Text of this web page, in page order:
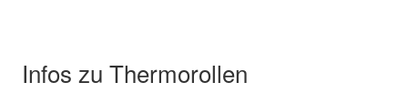
Infos zu Thermorollen